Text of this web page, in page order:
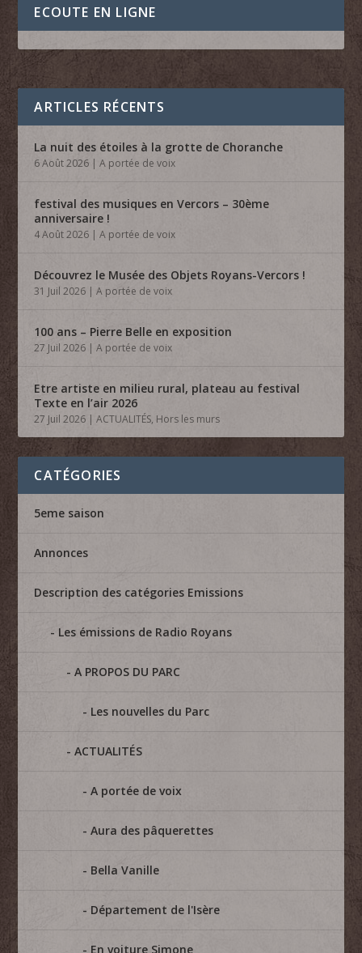
ECOUTE EN LIGNE
ARTICLES RÉCENTS
La nuit des étoiles à la grotte de Choranche
6 Août 2026 |A portée de voix
festival des musiques en Vercors – 30ème
anniversaire !
4 Août 2026 |A portée de voix
Découvrez le Musée des Objets Royans-Vercors !
31 Juil 2026 |A portée de voix
100 ans – Pierre Belle en exposition
27 Juil 2026 |A portée de voix
Etre artiste en milieu rural, plateau au festival
Texte en l’air 2026
27 Juil 2026 |ACTUALITÉS, Hors les murs
CATÉGORIES
5eme saison
Annonces
Description des catégories Emissions
Les émissions de Radio Royans
A PROPOS DU PARC
Les nouvelles du Parc
ACTUALITÉS
A portée de voix
Aura des pâquerettes
Bella Vanille
Département de l'Isère
En voiture Simone